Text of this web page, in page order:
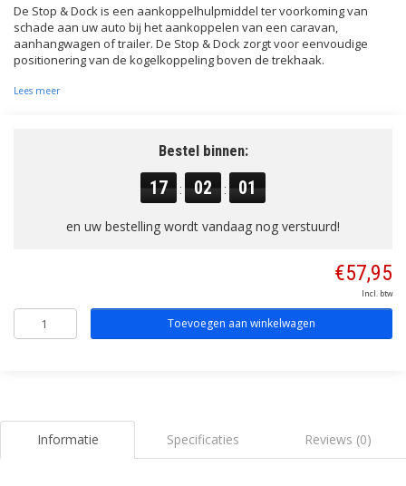
De Stop & Dock is een aankoppelhulpmiddel ter voorkoming van
schade aan uw auto bij het aankoppelen van een caravan,
aanhangwagen of trailer. De Stop & Dock zorgt voor eenvoudige
positionering van de kogelkoppeling boven de trekhaak.
Lees meer
Bestel binnen:
17 : 02 : 01
en uw bestelling wordt vandaag nog verstuurd!
€57,95
Incl. btw
Toevoegen aan winkelwagen
Informatie Specificaties Reviews (0)